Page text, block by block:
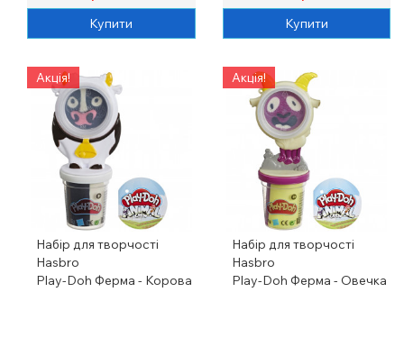
Купити Купити
Акція!
Набір для творчості
Hasbro
Play-Doh Ферма - Корова
Акція!
Набір для творчості
Hasbro
Play-Doh Ферма - Овечка